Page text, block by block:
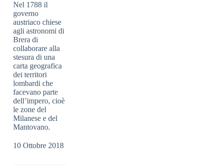
Nel 1788 il
governo
austriaco chiese
agli astronomi di
Brera di
collaborare alla
stesura di una
carta geografica
dei territori
lombardi che
facevano parte
dell’impero, cioè
le zone del
Milanese e del
Mantovano.
10 Ottobre 2018